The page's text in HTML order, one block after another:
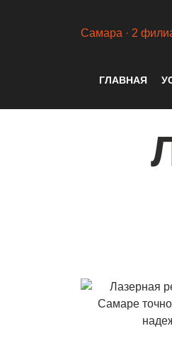
Самара · 2
ГЛАВНАЯ